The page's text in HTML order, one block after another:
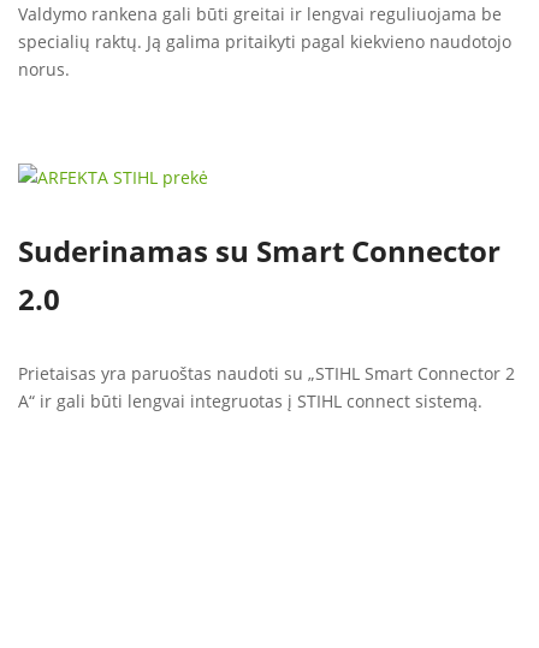
Valdymo rankena gali būti greitai ir lengvai reguliuojama be
specialių raktų. Ją galima pritaikyti pagal kiekvieno naudotojo
norus.
Suderinamas su Smart Connector
2.0
Prietaisas yra paruoštas naudoti su „STIHL Smart Connector 2
A“ ir gali būti lengvai integruotas į STIHL connect sistemą.